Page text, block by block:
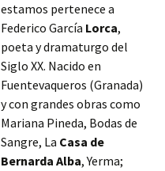
estamos pertenece a
Federico García Lorca,
poeta y dramaturgo del
Siglo XX. Nacido en
Fuentevaqueros (Granada)
y con grandes obras como
Mariana Pineda, Bodas de
Sangre, La Casa de
Bernarda Alba, Yerma;